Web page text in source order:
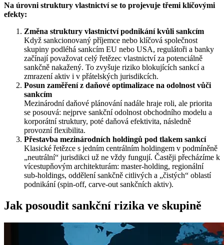
Na úrovni struktury vlastnictví se to projevuje třemi klíčovými
efekty:
Změna struktury vlastnictví podnikání kvůli sankcím
Když sankcionovaný příjemce nebo klíčová společnost
skupiny podléhá sankcím EU nebo USA, regulátoři a banky
začínají považovat celý řetězec vlastnictví za potenciálně
sankčně nakažený. To zvyšuje riziko blokujících sankcí a
zmrazení aktiv i v přátelských jurisdikcích.
Posun zaměření z daňové optimalizace na odolnost vůči
sankcím
Mezinárodní daňové plánování nadále hraje roli, ale priorita
se posouvá: nejprve sankční odolnost obchodního modelu a
korporátní struktury, poté daňová efektivita, následně
provozní flexibilita.
Přestavba mezinárodních holdingů pod tlakem sankcí
Klasické řetězce s jedním centrálním holdingem v podmíněně
„neutrální“ jurisdikci už ne vždy fungují. Častěji přecházíme k
vícestupňovým architekturám: master‑holding, regionální
sub‑holdings, oddělení sankčně citlivých a „čistých“ oblastí
podnikání (spin‑off, carve‑out sankčních aktiv).
Jak posoudit sankční rizika ve skupině